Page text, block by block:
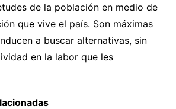
de la población en medio de
que vive el país. Son máximas
a buscar alternativas, sin
en la labor que les